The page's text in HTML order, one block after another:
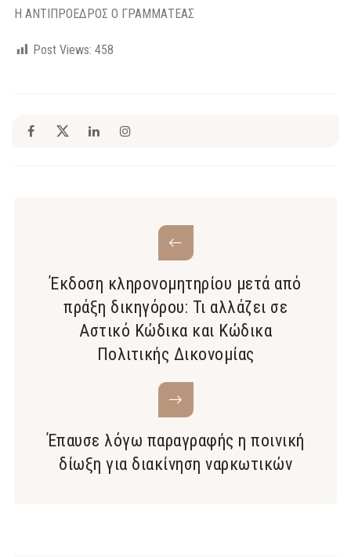
Η ΑΝΤΙΠΡΟΕΔΡΟΣ Ο ΓΡΑΜΜΑΤΕΑΣ
Post Views: 458
Έκδοση κληρονομητηρίου μετά από
πράξη δικηγόρου: Τι αλλάζει σε
Αστικό Κώδικα και Κώδικα
Πολιτικής Δικονομίας
Έπαυσε λόγω παραγραφής η ποινική
δίωξη για διακίνηση ναρκωτικών